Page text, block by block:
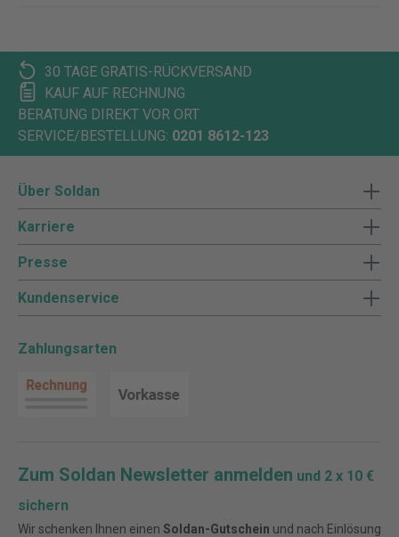
30 TAGE GRATIS-RÜCKVERSAND
KAUF AUF RECHNUNG
BERATUNG DIREKT VOR ORT
SERVICE/BESTELLUNG: 0201 8612-123
Über Soldan
Karriere
Presse
Kundenservice
Zahlungsarten
Zum Soldan Newsletter anmelden und 2 x 10 €
sichern
Wir schenken Ihnen einen Soldan-Gutschein und nach Einlösung